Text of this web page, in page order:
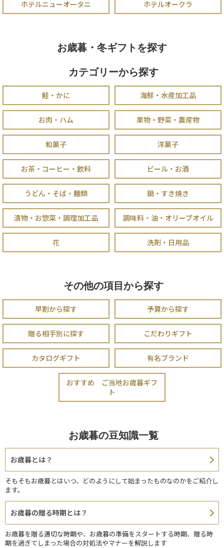
ホテルニューオータニ ホテルオークラ
お歳暮・冬ギフトを探す
カテゴリーから探す
鮭・かに 海鮮・水産加工品
お肉・ハム 果物・野菜・農産物
和菓子 洋菓子
お茶・コーヒー・飲料 ビール・お酒
うどん・そば・麺類 鍋・すき焼き
漬物・お惣菜・調理加工品 調味料・油・オリーブオイル
花 洗剤・日用品
その他の項目から探す
早割から探す 予算から探す
贈る相手別に探す こだわりギフト
カタログギフト 有名ブランド
おすすめ ご当地お歳暮ギフ
ト
お歳暮の豆知識一覧
お歳暮とは？
そもそもお歳暮とはいつ、どのようにして始まったものなのかをご紹介し
ます。
お歳暮の贈る時期とは？
お歳暮を贈る適切な時期や、お歳暮の準備をスタートする時期、贈る時
期を過ぎてしまった場合の対処法やマナーを解説します